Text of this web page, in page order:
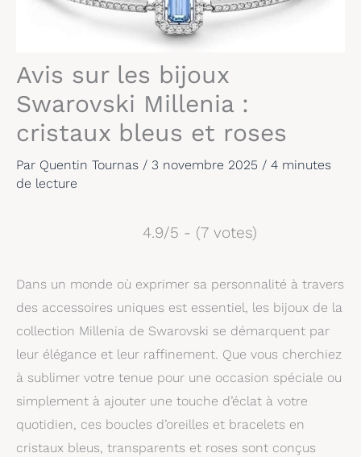
Avis sur les bijoux
Swarovski Millenia :
cristaux bleus et roses
Par Quentin Tournas / 3 novembre 2025 / 4 minutes
de lecture
4.9/5 - (7 votes)
Dans un monde où exprimer sa personnalité à travers
des accessoires uniques est essentiel, les bijoux de la
collection Millenia de Swarovski se démarquent par
leur élégance et leur raffinement. Que vous cherchiez
à sublimer votre tenue pour une occasion spéciale ou
simplement à ajouter une touche d’éclat à votre
quotidien, ces boucles d’oreilles et bracelets en
cristaux bleus, transparents et roses sont conçus